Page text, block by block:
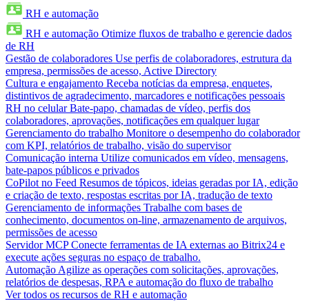
RH e automação
RH e automação Otimize fluxos de trabalho e gerencie dados
de RH
Gestão de colaboradores Use perfis de colaboradores, estrutura da
empresa, permissões de acesso, Active Directory
Cultura e engajamento Receba notícias da empresa, enquetes,
distintivos de agradecimento, marcadores e notificações pessoais
RH no celular Bate-papo, chamadas de vídeo, perfis dos
colaboradores, aprovações, notificações em qualquer lugar
Gerenciamento do trabalho Monitore o desempenho do colaborador
com KPI, relatórios de trabalho, visão do supervisor
Comunicação interna Utilize comunicados em vídeo, mensagens,
bate-papos públicos e privados
CoPilot no Feed Resumos de tópicos, ideias geradas por IA, edição
e criação de texto, respostas escritas por IA, tradução de texto
Gerenciamento de informações Trabalhe com bases de
conhecimento, documentos on-line, armazenamento de arquivos,
permissões de acesso
Servidor MCP Conecte ferramentas de IA externas ao Bitrix24 e
execute ações seguras no espaço de trabalho.
Automação Agilize as operações com solicitações, aprovações,
relatórios de despesas, RPA e automação do fluxo de trabalho
Ver todos os recursos de RH e automação